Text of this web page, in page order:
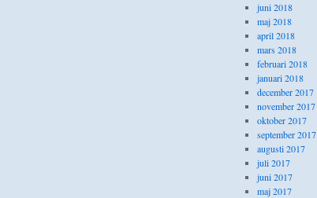
juni 2018
maj 2018
april 2018
mars 2018
februari 2018
januari 2018
december 2017
november 2017
oktober 2017
september 2017
augusti 2017
juli 2017
juni 2017
maj 2017